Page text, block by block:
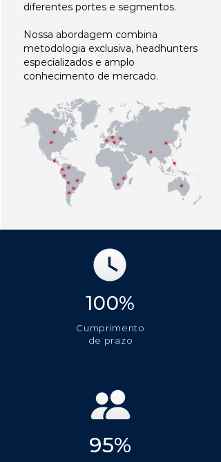
diferentes portes e segmentos.
Nossa abordagem combina
metodologia exclusiva, headhunters
especializados e amplo
conhecimento de mercado.
100%
Cumprimento
de prazo
95%